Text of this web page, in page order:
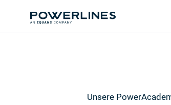
Unsere